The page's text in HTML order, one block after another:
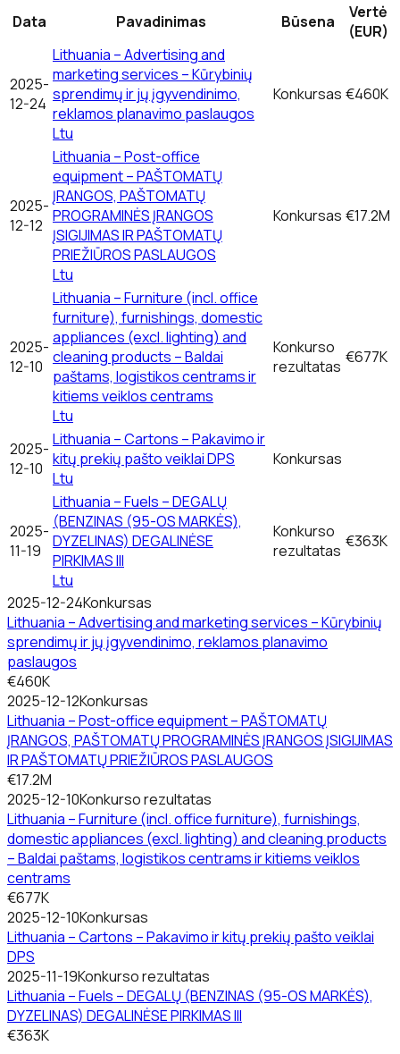
Data Pavadinimas Būsena
Vertė
(EUR)
2025-
12-24
Lithuania – Advertising and
marketing services – Kūrybinių
sprendimų ir jų įgyvendinimo,
reklamos planavimo paslaugos
Ltu
Konkursas €460K
2025-
12-12
Lithuania – Post-office
equipment – PAŠTOMATŲ
ĮRANGOS, PAŠTOMATŲ
PROGRAMINĖS ĮRANGOS
ĮSIGIJIMAS IR PAŠTOMATŲ
PRIEŽIŪROS PASLAUGOS
Ltu
Konkursas €17.2M
2025-
12-10
Lithuania – Furniture (incl. office
furniture), furnishings, domestic
appliances (excl. lighting) and
cleaning products – Baldai
paštams, logistikos centrams ir
kitiems veiklos centrams
Ltu
Konkurso
rezultatas €677K
2025-
12-10
Lithuania – Cartons – Pakavimo ir
kitų prekių pašto veiklai DPS
Ltu
Konkursas
2025-
11-19
Lithuania – Fuels – DEGALŲ
(BENZINAS (95-OS MARKĖS),
DYZELINAS) DEGALINĖSE
PIRKIMAS III
Ltu
Konkurso
rezultatas €363K
2025-12-24Konkursas
Lithuania – Advertising and marketing services – Kūrybinių
sprendimų ir jų įgyvendinimo, reklamos planavimo
paslaugos
€460K
2025-12-12Konkursas
Lithuania – Post-office equipment – PAŠTOMATŲ
ĮRANGOS, PAŠTOMATŲ PROGRAMINĖS ĮRANGOS ĮSIGIJIMAS
IR PAŠTOMATŲ PRIEŽIŪROS PASLAUGOS
€17.2M
2025-12-10Konkurso rezultatas
Lithuania – Furniture (incl. office furniture), furnishings,
domestic appliances (excl. lighting) and cleaning products
– Baldai paštams, logistikos centrams ir kitiems veiklos
centrams
€677K
2025-12-10Konkursas
Lithuania – Cartons – Pakavimo ir kitų prekių pašto veiklai
DPS
2025-11-19Konkurso rezultatas
Lithuania – Fuels – DEGALŲ (BENZINAS (95-OS MARKĖS),
DYZELINAS) DEGALINĖSE PIRKIMAS III
€363K